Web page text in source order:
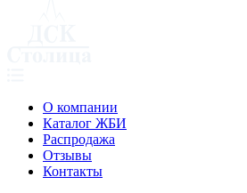
О компании
Каталог ЖБИ
Распродажа
Отзывы
Контакты